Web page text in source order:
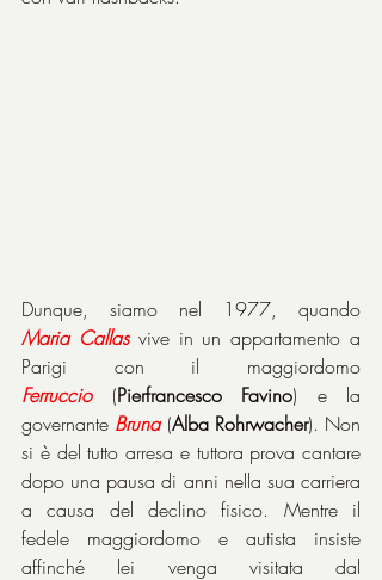
Maria Callas vive in un appartamento a
Ferruccio (Pierfrancesco Favino) e la
governante Bruna (Alba Rohrwacher). Non
si è del tutto arresa e tuttora prova cantare
dopo una pausa di anni nella sua carriera
a causa del declino fisico. Mentre il
fedele maggiordomo e autista insiste